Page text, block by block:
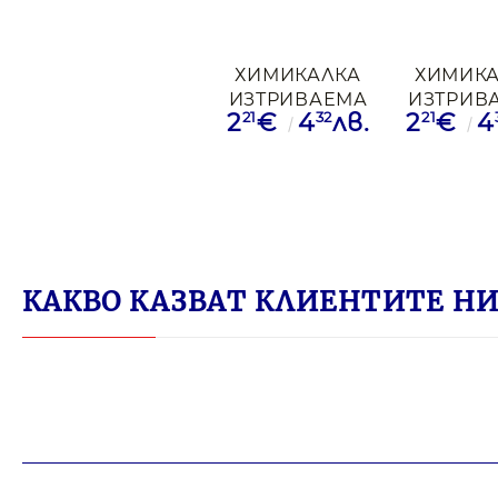
ХИМИКАЛКА
ИЗТРИВАЕМА
PILOT KLEER
221€ 432лв.
PILOT
221€ 4
КАКВО КАЗВАТ КЛИЕНТИТЕ